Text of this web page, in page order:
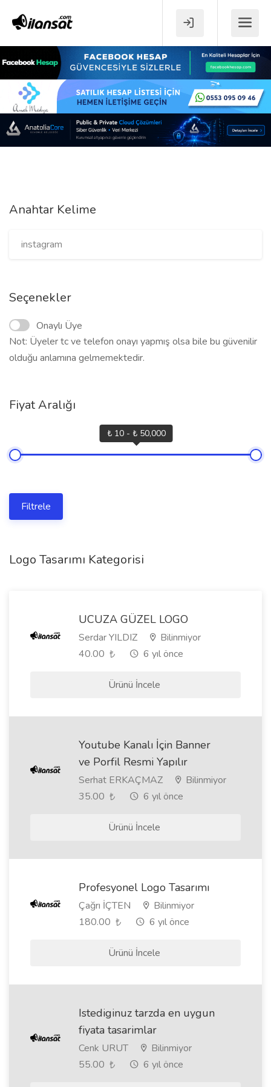
Anahtar Kelime
Seçenekler
Onaylı Üye
Not: Üyeler tc ve telefon onayı yapmış olsa bile bu güvenilir
olduğu anlamına gelmemektedir.
Fiyat Aralığı
₺ 10 - ₺ 50,000
Filtrele
Logo Tasarımı Kategorisi
UCUZA GÜZEL LOGO
Serdar YILDIZ
Bilinmiyor
40.00
6 yıl önce
Ürünü İncele
Youtube Kanalı İçin Banner
ve Porfil Resmi Yapılır
Serhat ERKAÇMAZ
Bilinmiyor
35.00
6 yıl önce
Ürünü İncele
Profesyonel Logo Tasarımı
Çağrı İÇTEN
Bilinmiyor
180.00
6 yıl önce
Ürünü İncele
Istediginuz tarzda en uygun
fiyata tasarimlar
Cenk URUT
Bilinmiyor
55.00
6 yıl önce